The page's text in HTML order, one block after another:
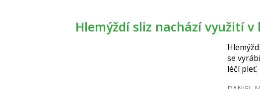
Hlemýždí sliz nachází využití
se
léčí pleť.